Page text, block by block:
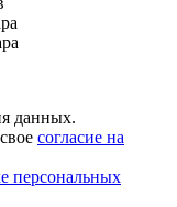
данных.
согласие на
персональных